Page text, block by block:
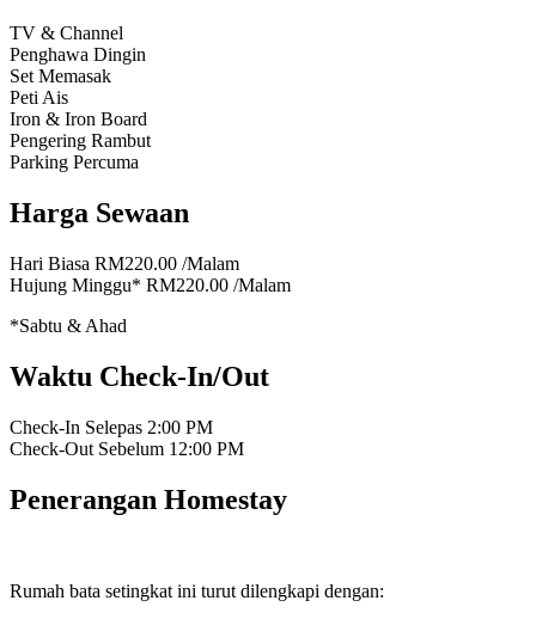
TV & Channel
Penghawa Dingin
Set Memasak
Peti Ais
Iron & Iron Board
Pengering Rambut
Parking Percuma
Harga Sewaan
Hari Biasa RM220.00 /Malam
Hujung Minggu* RM220.00 /Malam
*Sabtu & Ahad
Waktu Check-In/Out
Check-In Selepas 2:00 PM
Check-Out Sebelum 12:00 PM
Penerangan Homestay
Rumah bata setingkat ini turut dilengkapi dengan: